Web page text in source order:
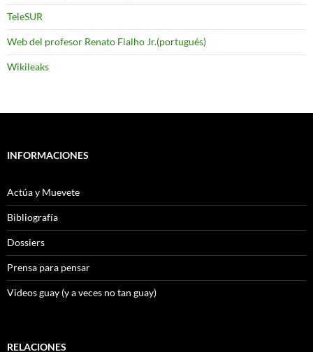
TeleSUR
Web del profesor Renato Fialho Jr.(portugués)
Wikileaks
INFORMACIONES
Actúa y Muevete
Bibliografía
Dossiers
Prensa para pensar
Videos guay (y a veces no tan guay)
RELACIONES